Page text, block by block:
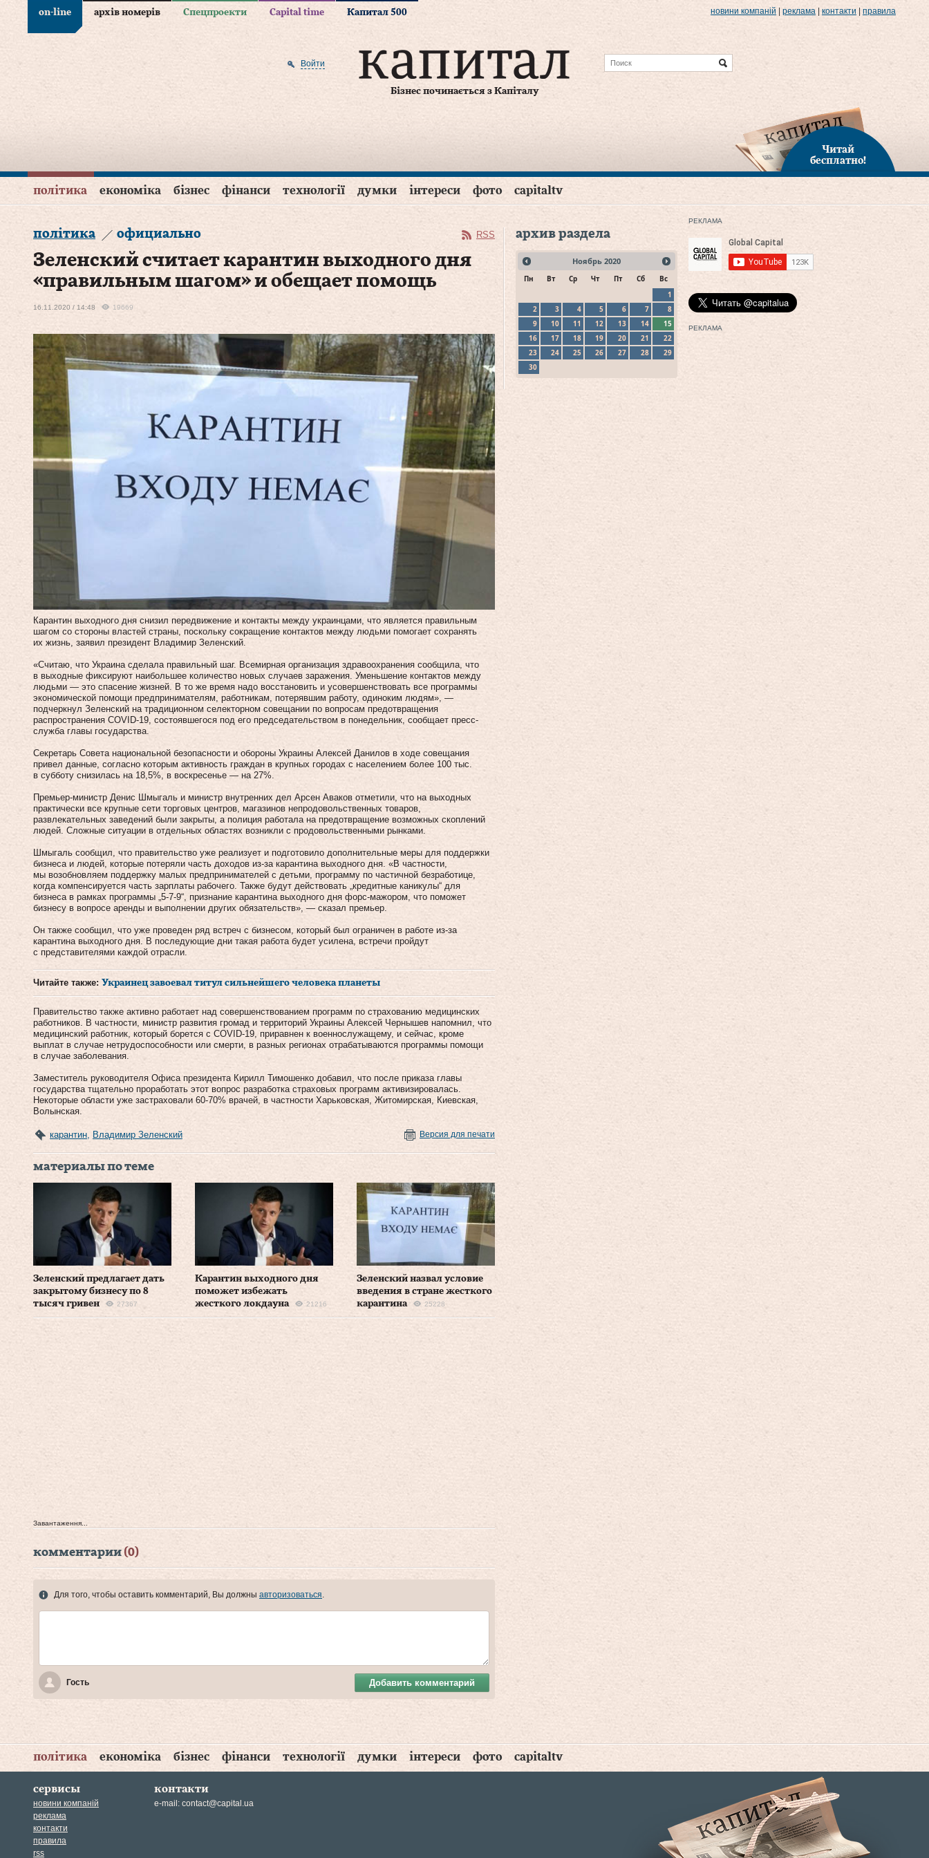
on-line архів номерів Спецпроекти Capital time Капитал 500 новини компаній реклама контакти правила
Бізнес починається з Капіталу
Войти
Читай
бесплатно!
політика економіка бізнес фінанси технології думки інтереси фото capitaltv
політика официально RSS
Зеленский считает карантин выходного дня
«правильным шагом» и обещает помощь
16.11.2020 / 14:48 19669
Карантин выходного дня снизил передвижение и контакты между украинцами, что является правильным
шагом со стороны властей страны, поскольку сокращение контактов между людьми помогает сохранять
их жизнь, заявил президент Владимир Зеленский.
«Считаю, что Украина сделала правильный шаг. Всемирная организация здравоохранения сообщила, что
в выходные фиксируют наибольшее количество новых случаев заражения. Уменьшение контактов между
людьми — это спасение жизней. В то же время надо восстановить и усовершенствовать все программы
экономической помощи предпринимателям, работникам, потерявшим работу, одиноким людям», —
подчеркнул Зеленский на традиционном селекторном совещании по вопросам предотвращения
распространения COVID-19, состоявшегося под его председательством в понедельник, сообщает пресс-
служба главы государства.
Секретарь Совета национальной безопасности и обороны Украины Алексей Данилов в ходе совещания
привел данные, согласно которым активность граждан в крупных городах с населением более 100 тыс.
в субботу снизилась на 18,5%, в воскресенье — на 27%.
Премьер-министр Денис Шмыгаль и министр внутренних дел Арсен Аваков отметили, что на выходных
практически все крупные сети торговых центров, магазинов непродовольственных товаров,
развлекательных заведений были закрыты, а полиция работала на предотвращение возможных скоплений
людей. Сложные ситуации в отдельных областях возникли с продовольственными рынками.
Шмыгаль сообщил, что правительство уже реализует и подготовило дополнительные меры для поддержки
бизнеса и людей, которые потеряли часть доходов из-за карантина выходного дня. «В частности,
мы возобновляем поддержку малых предпринимателей с детьми, программу по частичной безработице,
когда компенсируется часть зарплаты рабочего. Также будут действовать „кредитные каникулы“ для
бизнеса в рамках программы „5-7-9“, признание карантина выходного дня форс-мажором, что поможет
бизнесу в вопросе аренды и выполнении других обязательств», — сказал премьер.
Он также сообщил, что уже проведен ряд встреч с бизнесом, который был ограничен в работе из-за
карантина выходного дня. В последующие дни такая работа будет усилена, встречи пройдут
с представителями каждой отрасли.
Читайте также: Украинец завоевал титул сильнейшего человека планеты
Правительство также активно работает над совершенствованием программ по страхованию медицинских
работников. В частности, министр развития громад и территорий Украины Алексей Чернышев напомнил, что
медицинский работник, который борется с COVID-19, приравнен к военнослужащему, и сейчас, кроме
выплат в случае нетрудоспособности или смерти, в разных регионах отрабатываются программы помощи
в случае заболевания.
Заместитель руководителя Офиса президента Кирилл Тимошенко добавил, что после приказа главы
государства тщательно проработать этот вопрос разработка страховых программ активизировалась.
Некоторые области уже застраховали 60-70% врачей, в частности Харьковская, Житомирская, Киевская,
Волынская.
карантин Владимир Зеленский Версия для печати
материалы по теме
Зеленский предлагает дать
закрытому бизнесу по 8
тысяч гривен
27367
Карантин выходного дня
поможет избежать
жесткого локдауна
21216
Зеленский назвал условие
введения в стране жесткого
карантина
25228
Завантаження...
комментарии(0)
Для того, чтобы оставить комментарий, Вы должны авторизоваться
Гость Добавить комментарий
архив раздела
Ноябрь 2020
Пн Вт Ср Чт Пт Сб
Вс
1
2
3 4 5 6 7
8
9
10 11 12 13 14
15
16
17 18 19 20 21
22
23
24 25 26 27 28
29
30
РЕКЛАМА
РЕКЛАМА
політика економіка бізнес фінанси технології думки інтереси фото capitaltv
сервисы
новини компаній
реклама
контакти
правила
rss
контакти
e-mail: contact@capital.ua